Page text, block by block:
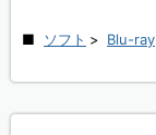
ソフト > Blu-ray